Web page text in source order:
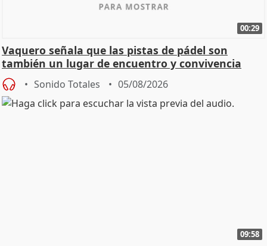
00:29
Vaquero señala que las pistas de pádel son
también un lugar de encuentro y convivencia
Sonido Totales 05/08/2026
09:58